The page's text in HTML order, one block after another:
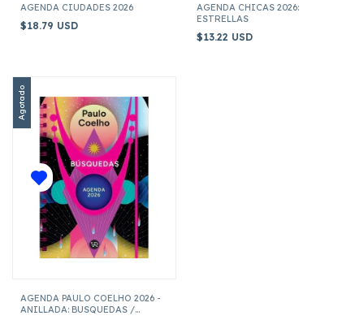
AGENDA CIUDADES 2026
$18.79 USD
AGENDA CHICAS 2026:
ESTRELLAS
$13.22 USD
Agotado
AGENDA PAULO COELHO 2026 -
ANILLADA: BUSQUEDAS /